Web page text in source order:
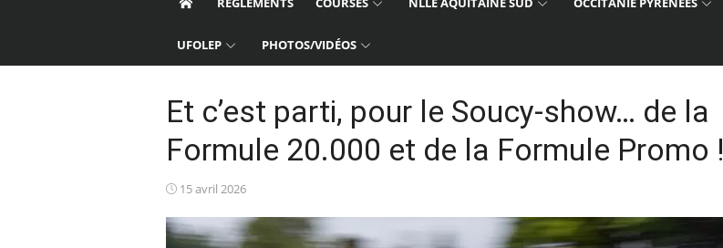
UFOLEP PHOTOS/VIDÉOS
Et c’est parti, pour le Soucy-show… de la
Formule 20.000 et de la Formule Promo !
Posted
15 avril 2026